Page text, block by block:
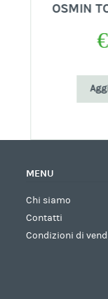
OSMIN
€
MENU
Chi siamo
Contatti
Condizioni di